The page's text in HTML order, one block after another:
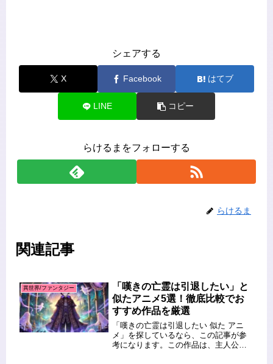
シェアする
X Facebook はてブ
LINE コピー
らけるまをフォローする
らけるま
関連記事
異世界/ファンタジー
「嘆きの亡霊は引退したい」と
似たアニメ5選！徹底比較でお
すすめ作品を厳選
「嘆きの亡霊は引退したい 似た アニ
メ」を探しているなら、この記事が参
考になります。この作品は、主人公が